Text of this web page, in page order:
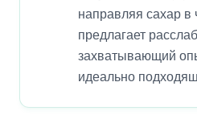
направляя сахар в
предлагает
захватывающий
идеально